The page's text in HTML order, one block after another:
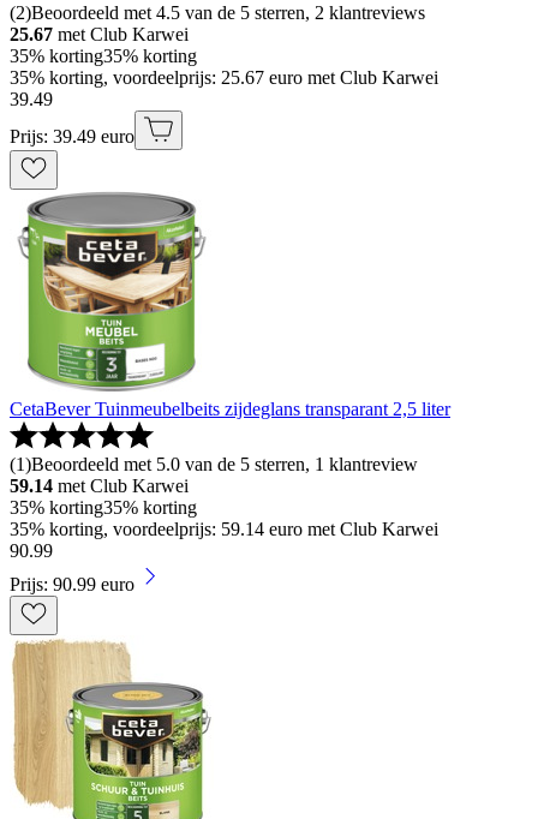
(2)Beoordeeld met 4.5 van de 5 sterren, 2 klantreviews
25.67 met Club Karwei
35% korting35% korting
35% korting, voordeelprijs: 25.67 euro met Club Karwei
39.49
Prijs: 39.49 euro
CetaBever Tuinmeubelbeits zijdeglans transparant 2,5 liter
(1)Beoordeeld met 5.0 van de 5 sterren, 1 klantreview
59.14 met Club Karwei
35% korting35% korting
35% korting, voordeelprijs: 59.14 euro met Club Karwei
90.99
Prijs: 90.99 euro